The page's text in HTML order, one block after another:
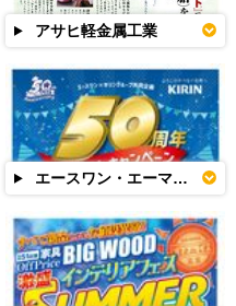
アサヒ軽金属工業
エースワン・エーマックス